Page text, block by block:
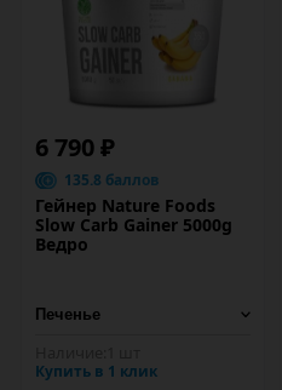
6 790 ₽
135.8 баллов
Гейнер Nature Foods
Slow Carb Gainer 5000g
Ведро
Купить в 1 клик